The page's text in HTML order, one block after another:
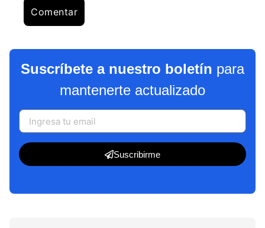
Suscríbete a nuestro boletín para
mantenerte actualizado
Suscribirme